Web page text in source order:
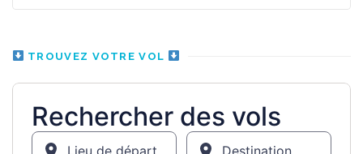
TROUVEZ VOTRE VOL